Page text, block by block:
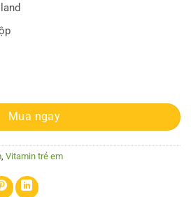
trẻ Bio Island Zinc - 120 viên số lượng
Mua ngay
, Vitamin trẻ em